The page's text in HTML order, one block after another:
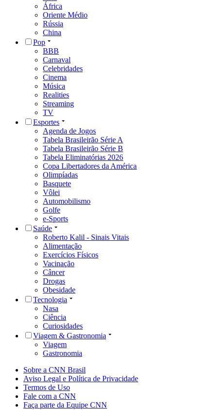
África
Oriente Médio
Rússia
China
Pop
BBB
Carnaval
Celebridades
Cinema
Música
Realities
Streaming
TV
Esportes
Agenda de Jogos
Tabela Brasileirão Série A
Tabela Brasileirão Série B
Tabela Eliminatórias 2026
Copa Libertadores da América
Olimpíadas
Basquete
Vôlei
Automobilismo
Golfe
e-Sports
Saúde
Roberto Kalil - Sinais Vitais
Alimentação
Exercícios Físicos
Vacinação
Câncer
Drogas
Obesidade
Tecnologia
Nasa
Ciência
Curiosidades
Viagem & Gastronomia
Viagem
Gastronomia
Sobre a CNN Brasil
Aviso Legal e Política de Privacidade
Termos de Uso
Fale com a CNN
Faça parte da Equipe CNN